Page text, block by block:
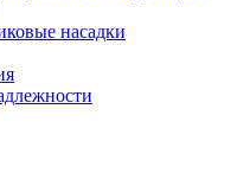
насадки